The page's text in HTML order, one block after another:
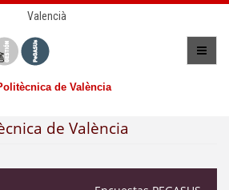
Valencià
de València
de València